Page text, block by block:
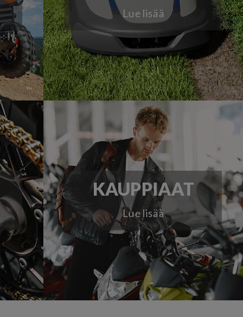
Lue lisää
KAUPPIAAT
Lue lisää